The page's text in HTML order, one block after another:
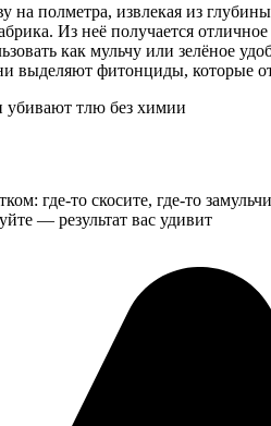
полметра, извлекая из
Из неё получается
как мульчу или зелёное
фитонциды, которые
убивают тлю без химии
где-то скосите, где-то
— результат вас удивит